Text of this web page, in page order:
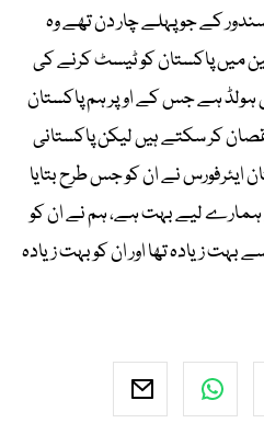
کے جو پہلے چار دن تھے وہ
میں پاکستان کو ٹیسٹ کرنے کی
ہے جس کے اوپر ہم پاکستان
کر سکتے ہیں لیکن پاکستانی
ایئرفورس نے ان کو جس طرح بتایا
ہمارے لیے بہت ہے، ہم نے ان کو
بہت زیادہ تھا اور ان کو بہت زیادہ